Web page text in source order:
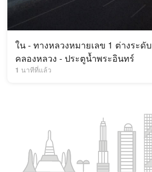
ใน - ทางหลวงหมายเลข 1 ต่างระดับ
คลองหลวง - ประตูน้ำพระอินทร์
1 นาทีที่แล้ว